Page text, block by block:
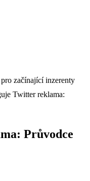
Twitter reklama:
Průvodce